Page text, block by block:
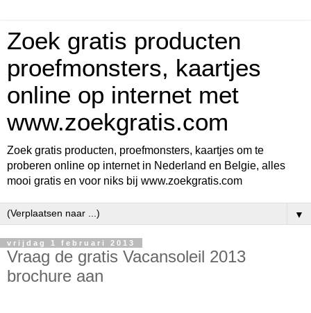
Zoek gratis producten
proefmonsters, kaartjes
online op internet met
www.zoekgratis.com
Zoek gratis producten, proefmonsters, kaartjes om te
proberen online op internet in Nederland en Belgie, alles
mooi gratis en voor niks bij www.zoekgratis.com
▼
vrijdag 1 februari 2013
Vraag de gratis Vacansoleil 2013
brochure aan